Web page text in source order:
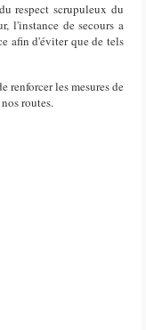
respect scrupuleux du
l'instance de secours a
afin d'éviter que de tels
renforcer les mesures de
routes.